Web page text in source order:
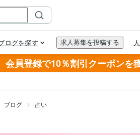
会員登録で10％割引クーポンを
ブログ 占い